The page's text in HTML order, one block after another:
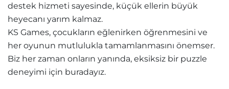
destek hizmeti sayesinde, küçük ellerin büyük
heyecanı yarım kalmaz.
KS Games, çocukların eğlenirken öğrenmesini ve
her oyunun mutlulukla tamamlanmasını önemser.
Biz her zaman onların yanında, eksiksiz bir puzzle
deneyimi için buradayız.